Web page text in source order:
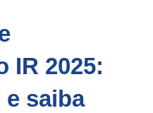
IR 2025:
e saiba